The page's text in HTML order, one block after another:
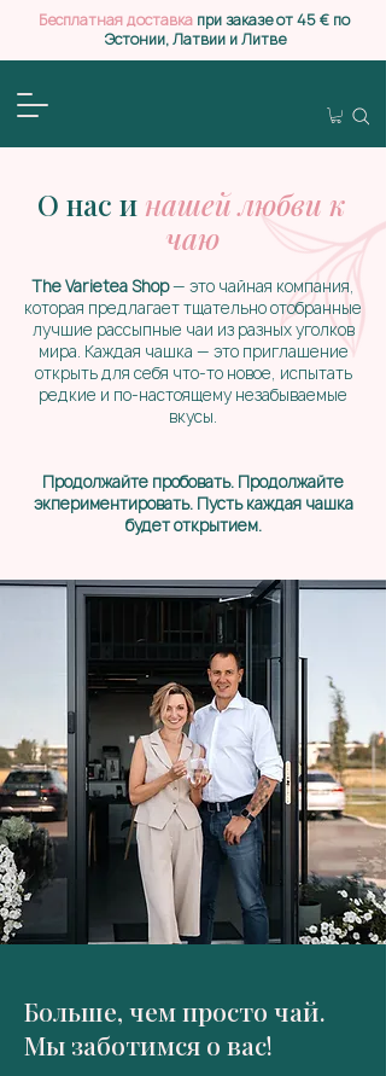
Бесплатная доставка при заказе от 45 € по
Эстонии, Латвии и Литве
О нас и нашей любви к
чаю
The Varietea Shop— это чайная компания,
которая предлагает тщательно отобранные
лучшие рассыпные чаи из разных уголков
мира. Каждая чашка — это приглашение
открыть для себя что-то новое, испытать
редкие и по-настоящему незабываемые
вкусы.
Продолжайте пробовать. Продолжайте
экпериментировать. Пусть каждая чашка
будет открытием.
Больше, чем просто чай.
Мы заботимся о вас!